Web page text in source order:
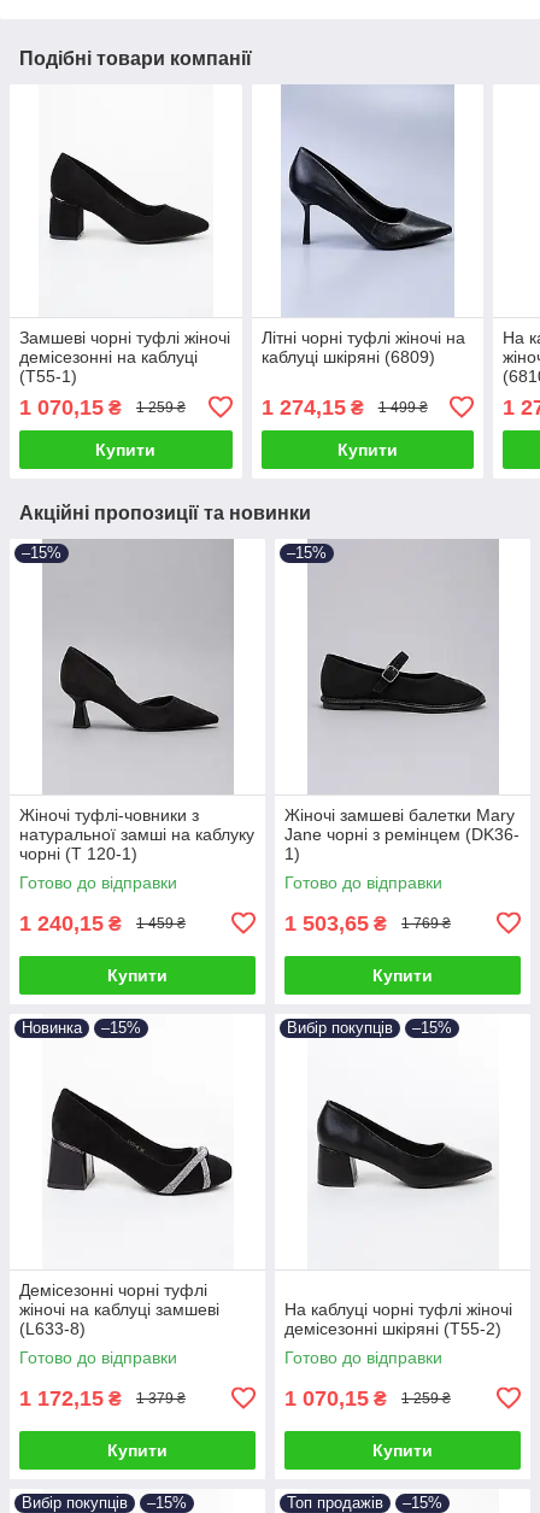
Подібні товари компанії
Замшеві чорні туфлі жіночі
демісезонні на каблуці
(T55-1)
1 070,15 ₴ 1 259 ₴
Купити
Літні чорні туфлі жіночі на
каблуці шкіряні (6809)
1 274,15₴ 1 499 ₴
Купити
На
1
Акційні пропозиції та новинки
–15%
Жіночі туфлі-човники з
натуральної замші на каблуку
чорні (T 120-1)
Готово до відправки
1 240,15 ₴ 1 459 ₴
Купити
–15%
Жіночі замшеві балетки Mary
Jane чорні з ремінцем (DK36-
1)
Готово до відправки
1 503,65 ₴ 1 769 ₴
Купити
Новинка –15%
Демісезонні чорні туфлі
жіночі на каблуці замшеві
(L633-8)
Готово до відправки
1 172,15 ₴ 1 379 ₴
Купити
Вибір покупців –15%
На каблуці чорні туфлі жіночі
демісезонні шкіряні (T55-2)
Готово до відправки
1 070,15 ₴ 1 259 ₴
Купити
Вибір покупців –15% Топ продажів –15%